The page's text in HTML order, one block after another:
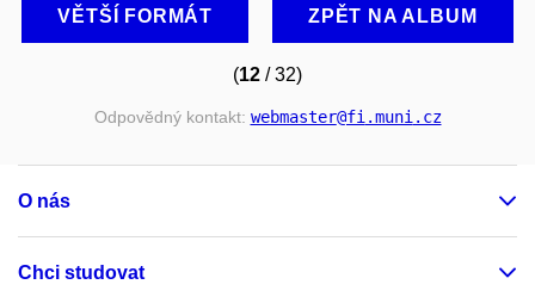
VĚTŠÍ FORMÁT ZPĚT NA ALBUM
(12 / 32)
Odpovědný kontakt: webmaster@fi.muni.cz
O nás
Chci studovat